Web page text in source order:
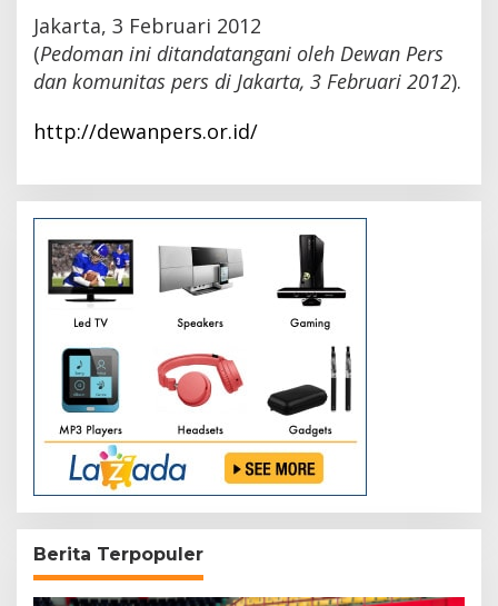
Jakarta, 3 Februari 2012
(Pedoman ini ditandatangani oleh Dewan Pers
dan komunitas pers di Jakarta, 3 Februari 2012).
http://dewanpers.or.id/
Berita Terpopuler